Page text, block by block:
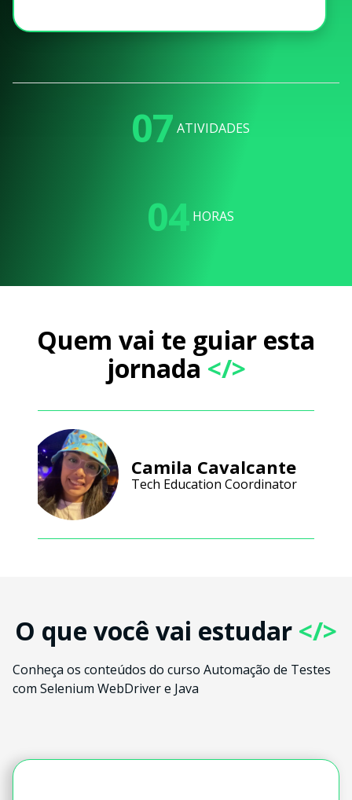
07 ATIVIDADES
04 HORAS
Quem vai te guiar esta
jornada </>
Camila Cavalcante
Tech Education Coordinator
O que você vai estudar </>
Conheça os conteúdos do curso Automação de Testes
com Selenium WebDriver e Java